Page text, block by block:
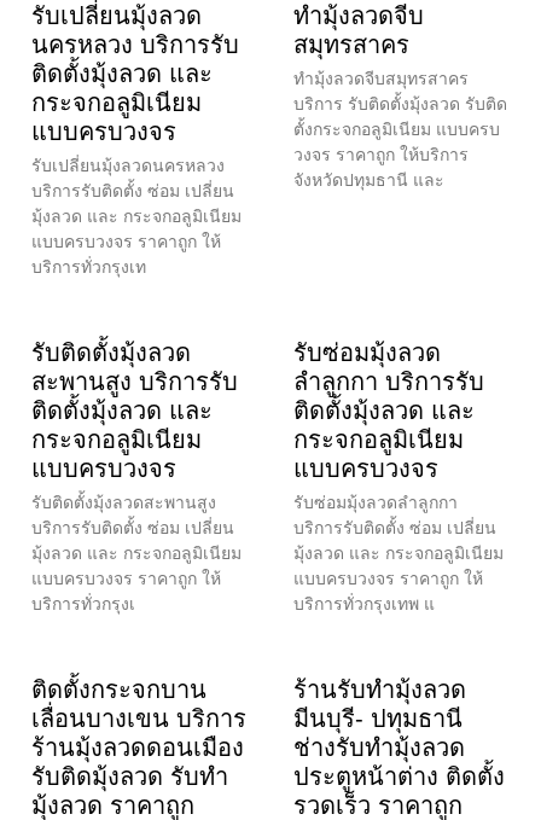
รับเปลี่ยนมุ้งลวด
นครหลวง บริการรับ
ติดตั้งมุ้งลวด และ
กระจกอลูมิเนียม
แบบครบวงจร
รับเปลี่ยนมุ้งลวดนครหลวง
บริการรับติดตั้ง ซ่อม เปลี่ยน
มุ้งลวด และ กระจกอลูมิเนียม
แบบครบวงจร ราคาถูก ให้
บริการทั่วกรุงเท
ทำมุ้งลวดจีบ
สมุทรสาคร
ทำมุ้งลวดจีบสมุทรสาคร
บริการ รับติดตั้งมุ้งลวด รับติด
ตั้งกระจกอลูมิเนียม แบบครบ
วงจร ราคาถูก ให้บริการ
จังหวัดปทุมธานี และ
รับติดตั้งมุ้งลวด
สะพานสูง บริการรับ
ติดตั้งมุ้งลวด และ
กระจกอลูมิเนียม
แบบครบวงจร
รับติดตั้งมุ้งลวดสะพานสูง
บริการรับติดตั้ง ซ่อม เปลี่ยน
มุ้งลวด และ กระจกอลูมิเนียม
แบบครบวงจร ราคาถูก ให้
บริการทั่วกรุงเ
รับซ่อมมุ้งลวด
ลำลูกกา บริการรับ
ติดตั้งมุ้งลวด และ
กระจกอลูมิเนียม
แบบครบวงจร
รับซ่อมมุ้งลวดลำลูกกา
บริการรับติดตั้ง ซ่อม เปลี่ยน
มุ้งลวด และ กระจกอลูมิเนียม
แบบครบวงจร ราคาถูก ให้
บริการทั่วกรุงเทพ แ
ติดตั้งกระจกบาน
เลื่อนบางเขน บริการ
ร้านมุ้งลวดดอนเมือง
รับติดมุ้งลวด รับทำ
มุ้งลวด ราคาถูก
ร้านรับทำมุ้งลวด
มีนบุรี- ปทุมธานี
ช่างรับทำมุ้งลวด
ประตูหน้าต่าง ติดตั้ง
รวดเร็ว ราคาถูก